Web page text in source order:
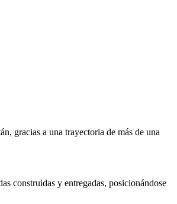
gracias a una trayectoria de más de una
construidas y entregadas, posicionándose